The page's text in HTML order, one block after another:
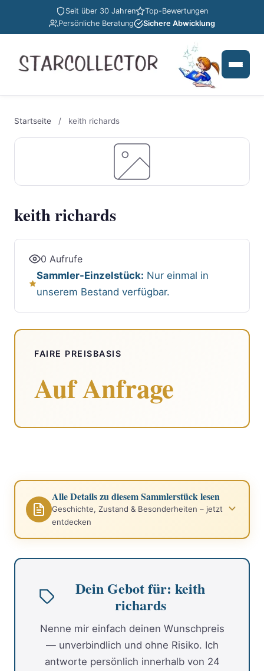
Seit über 30 Jahren
Top-Bewertungen
Persönliche Beratung
Sichere Abwicklung
Startseite / keith richards
keith richards
0 Aufrufe
Sammler-Einzelstück: Nur einmal in
unserem Bestand verfügbar.
FAIRE PREISBASIS
Auf Anfrage
Alle Details zu diesem Sammlerstück lesen
Geschichte, Zustand & Besonderheiten – jetzt
entdecken
Dein Gebot für: keith
richards
Nenne mir einfach deinen Wunschpreis
— unverbindlich und ohne Risiko. Ich
antworte persönlich innerhalb von 24